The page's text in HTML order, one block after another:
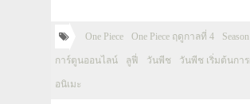
One Piece One Piece ฤดูกาลที่ 4
การ์ตูนออนไลน์ ลูฟี่ วันพีช วันพีช เริ่มต้นกา
อนิเมะ